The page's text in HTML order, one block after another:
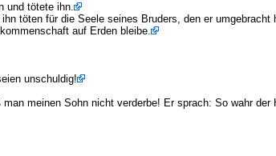
und tötete ihn.
töten für die Seele seines Bruders, den er
auf Erden bleibe.
unschuldig!
meinen Sohn nicht verderbe! Er sprach: So wahr